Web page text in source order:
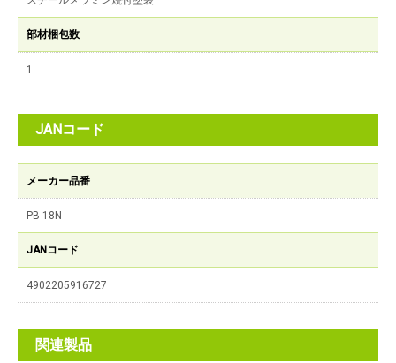
部材梱包数
1
JANコード
メーカー品番
PB-18N
JANコード
4902205916727
関連製品